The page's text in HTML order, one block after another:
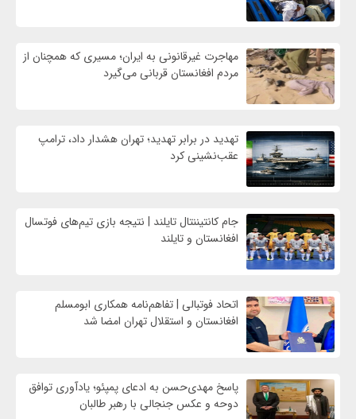
مهاجرت غیرقانونی به ایران؛ مسیری که همچنان از
مردم افغانستان قربانی می‌گیرد
تهدید در برابر تهدید؛ تهران هشدار داد، ترامپ
عقب‌نشینی کرد
جام کانتیننتال تایلند | نتیجه بازی تیم‌های فوتسال
افغانستان و تایلند
اتحاد فوتبالی | تفاهم‌نامه همکاری ابومسلم
افغانستان و استقلال تهران امضا شد
پاسخ مهدی‌حسن به ادعای پمپئو؛ یادآوری توافق
دوحه و عکس جنجالی با رهبر طالبان